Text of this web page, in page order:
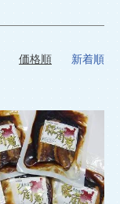
価格順 新着順